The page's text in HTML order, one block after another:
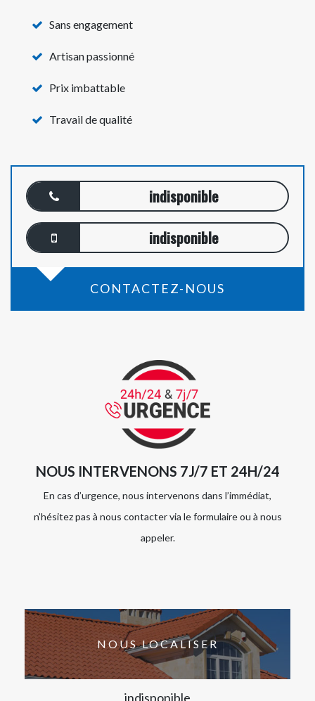
Sans engagement
Artisan passionné
Prix imbattable
Travail de qualité
indisponible
indisponible
CONTACTEZ-NOUS
NOUS INTERVENONS 7J/7 ET 24H/24
En cas d’urgence, nous intervenons dans l’immédiat,
n’hésitez pas à nous contacter via le formulaire ou à nous
appeler.
NOUS LOCALISER
indisponible